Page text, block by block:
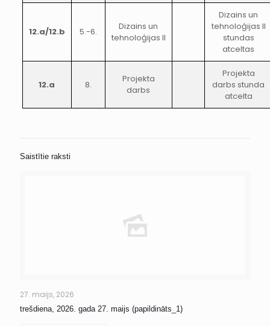
12.a/12.b 5.-6.
Dizains un
tehnoloģijas II
Dizains un
tehnoloģijas II
stundas
atceltas
12.a 8.
Projekta
darbs
Projekta
darbs stunda
atcelta
Saistītie raksti
27. maijs, 2026
trešdiena, 2026. gada 27. maijs (papildināts_1)